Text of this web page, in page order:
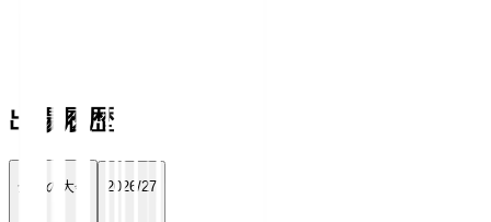
出場履歴
全ての大会 2026/27